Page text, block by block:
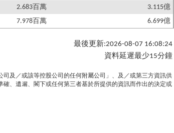
2.683百萬 3.115億
7.978百萬 6.699億
最後更新:2026-08-07 16:08:24
資料延遲最少15分鐘
及／或該等控股公司的任何附屬公司」、及／或第三方資訊供
、遺漏、閣下或任何第三者基於所提供的資訊而作出的決定或